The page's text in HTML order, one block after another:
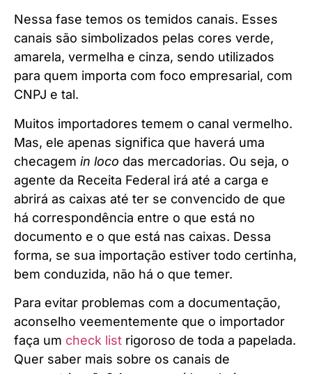
Nessa fase temos os temidos canais. Esses
canais são simbolizados pelas cores verde,
amarela, vermelha e cinza, sendo utilizados
para quem importa com foco empresarial, com
CNPJ e tal.
Muitos importadores temem o canal vermelho.
Mas, ele apenas significa que haverá uma
checagem in loco das mercadorias. Ou seja, o
agente da Receita Federal irá até a carga e
abrirá as caixas até ter se convencido de que
há correspondência entre o que está no
documento e o que está nas caixas. Dessa
forma, se sua importação estiver todo certinha,
bem conduzida, não há o que temer.
Para evitar problemas com a documentação,
aconselho veementemente que o importador
faça um check list rigoroso de toda a papelada.
Quer saber mais sobre os canais de